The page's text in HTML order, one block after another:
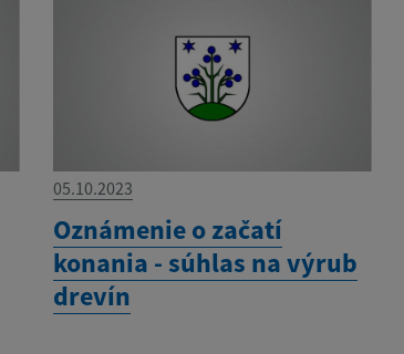
05.10.2023
Oznámenie o začatí
konania - súhlas na výrub
drevín